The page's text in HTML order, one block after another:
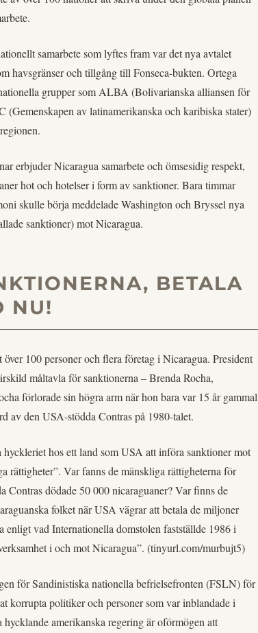
samarbete som lyftes fram var det nya avtalet
havsgränser och tillgång till Fonseca-bukten. Ortega
grupper som ALBA (Bolivarianska alliansen för
av latinamerikanska och karibiska stater)
erbjuder Nicaragua samarbete och ömsesidig respekt,
hot och hotelser i form av sanktioner. Bara timmar
skulle börja meddelade Washington och Bryssel nya
sanktioner) mot Nicaragua.
BETALA
NU!
100 personer och flera företag i Nicaragua. President
måltavla för sanktionerna – Brenda Rocha,
förlorade sin högra arm när hon bara var 15 år gammal
av den USA-stödda Contras på 1980-talet.
hos ett land som USA att införa sanktioner mot
rättigheter”. Var fanns de mänskliga rättigheterna för
Contras dödade 50 000 nicaraguaner? Var finns de
folket när USA vägrar att betala de miljoner
enligt vad Internationella domstolen fastställde 1986 i
i och mot Nicaragua”. (tinyurl.com/murbujt5)
för Sandinistiska nationella befrielsefronten (FSLN) för
korrupta politiker och personer som var inblandade i
amerikanska regering är oförmögen att